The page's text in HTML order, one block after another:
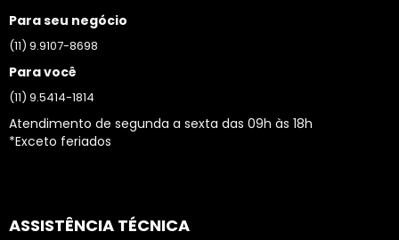
Para seu negócio
(11) 9.9107-8698
Para você
(11) 9.5414-1814
Atendimento de segunda a sexta das 09h às 18h
*Exceto feriados
ASSISTÊNCIA TÉCNICA